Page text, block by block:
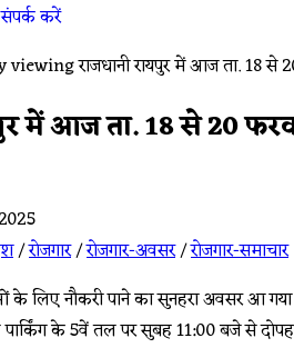
संपर्क करें
में आज ता. 18 से 20
/रोजगार/रोजगार-अवसर/रोजगार-समाचार
के लिए नौकरी पाने का सुनहरा अवसर आ
के 5वें तल पर सुबह 11:00 बजे से